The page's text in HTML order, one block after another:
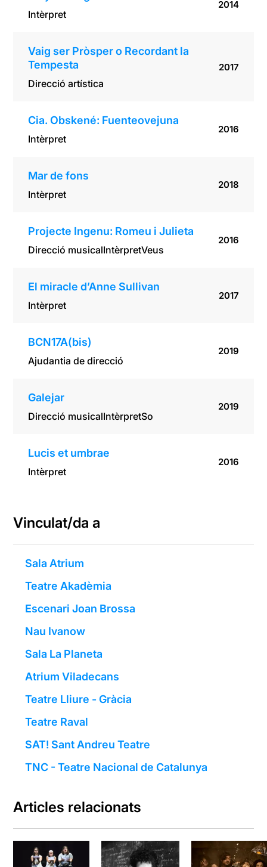
Intèrpret
2014
Vaig ser Pròsper o Recordant la
Tempesta
Direcció artística
2017
Cia. Obskené: Fuenteovejuna
Intèrpret
2016
Mar de fons
Intèrpret
2018
Projecte Ingenu: Romeu i Julieta
Direcció musicalIntèrpretVeus
2016
El miracle d’Anne Sullivan
Intèrpret
2017
BCN17A(bis)
Ajudantia de direcció
2019
Galejar
Direcció musicalIntèrpretSo
2019
Lucis et umbrae
Intèrpret
2016
Vinculat/da a
Sala Atrium
Teatre Akadèmia
Escenari Joan Brossa
Nau Ivanow
Sala La Planeta
Atrium Viladecans
Teatre Lliure - Gràcia
Teatre Raval
SAT! Sant Andreu Teatre
TNC - Teatre Nacional de Catalunya
Articles relacionats